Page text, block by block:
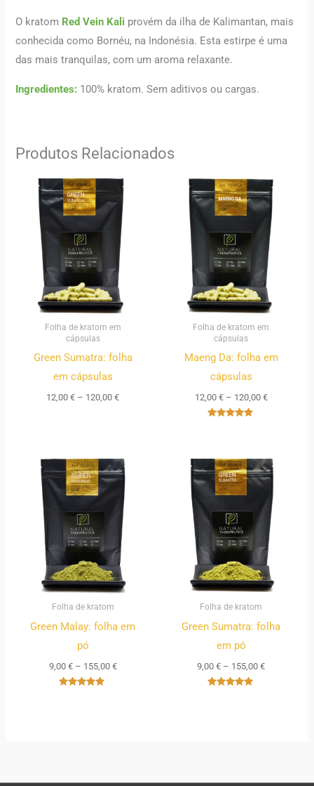
O kratom Red Vein Kali provém da ilha de Kalimantan, mais
conhecida como Bornéu, na Indonésia. Esta estirpe é uma
das mais tranquilas, com um aroma relaxante.
Ingredientes: 100% kratom. Sem aditivos ou cargas.
Produtos Relacionados
Folha de kratom em
cápsulas
Green Sumatra: folha
em cápsulas
12,00€ – 120,00€
Price
range:
12,00 €
through
120,00 €
Folha de kratom em
cápsulas
Maeng Da: folha em
cápsulas
12,00 € – 120,00 €
Price
range:
12,00 €
through
120,00 €
Folha de kratom
Green Malay: folha em
pó
9,00 € – 155,00 €
Price
range:
9,00 €
through
155,00 €
Folha de kratom
Green Sumatra: folha
em pó
9,00€ – 155,00€
Price
range:
9,00 €
through
155,00 €